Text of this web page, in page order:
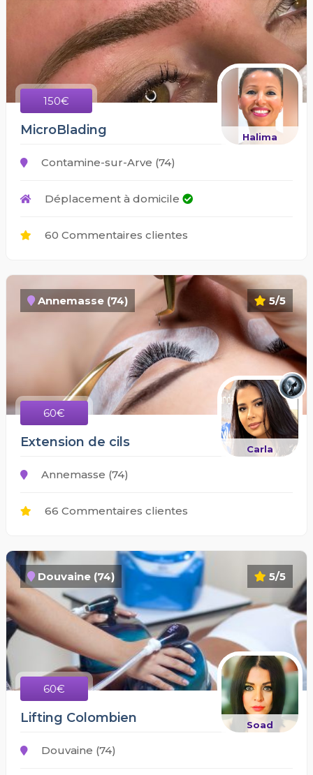
150€
Halima
MicroBlading
Contamine-sur-Arve (74)
Déplacement à domicile
60 Commentaires clientes
5/5
Annemasse (74)
60€
Carla
Extension de cils
Annemasse (74)
66 Commentaires clientes
5/5
Douvaine (74)
60€
Soad
Lifting Colombien
Douvaine (74)